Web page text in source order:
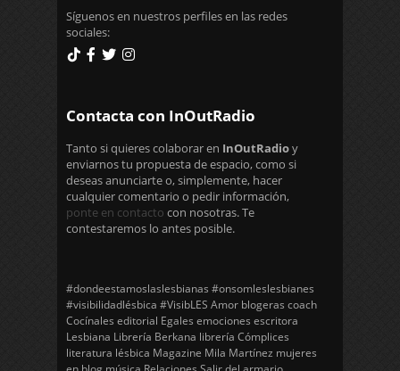
Síguenos en nuestros perfiles en las redes
sociales:
Contacta con InOutRadio
Tanto si quieres colaborar en InOutRadioy
enviarnos tu propuesta de espacio, como si
deseas anunciarte o, simplemente, hacer
cualquier comentario o pedir información,
ponte en contacto con nosotras. Te
contestaremos lo antes posible.
#dondeestamoslaslesbianas #onsomleslesbianes
#visibilidadlésbica #VisibLES Amor blogeras coach
Cocínales editorial Egales emociones escritora
Lesbiana Librería Berkana librería Cómplices
literatura lésbica Magazine Mila Martínez mujeres